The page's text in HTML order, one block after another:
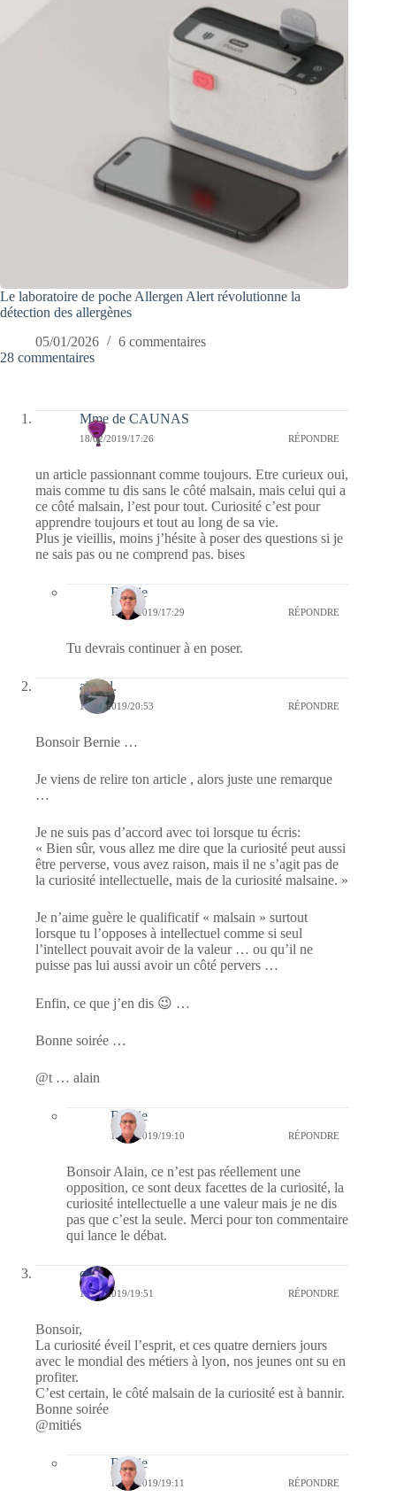
Le laboratoire de poche Allergen Alert révolutionne la
détection des allergènes
05/01/2026
6 commentaires
28 commentaires
Mme de CAUNAS
18/02/2019/17:26 RÉPONDRE
un article passionnant comme toujours. Etre curieux oui,
mais comme tu dis sans le côté malsain, mais celui qui a
ce côté malsain, l’est pour tout. Curiosité c’est pour
apprendre toujours et tout au long de sa vie.
Plus je vieillis, moins j’hésite à poser des questions si je
ne sais pas ou ne comprend pas. bises
Bernie
18/02/2019/17:29 RÉPONDRE
Tu devrais continuer à en poser.
alain l.
11/02/2019/20:53 RÉPONDRE
Bonsoir Bernie …
Je viens de relire ton article , alors juste une remarque
…
Je ne suis pas d’accord avec toi lorsque tu écris:
« Bien sûr, vous allez me dire que la curiosité peut aussi
être perverse, vous avez raison, mais il ne s’agit pas de
la curiosité intellectuelle, mais de la curiosité malsaine. »
Je n’aime guère le qualificatif « malsain » surtout
lorsque tu l’opposes à intellectuel comme si seul
l’intellect pouvait avoir de la valeur … ou qu’il ne
puisse pas lui aussi avoir un côté pervers …
Enfin, ce que j’en dis 😉 …
Bonne soirée …
@t … alain
Bernie
12/02/2019/19:10 RÉPONDRE
Bonsoir Alain, ce n’est pas réellement une
opposition, ce sont deux facettes de la curiosité, la
curiosité intellectuelle a une valeur mais je ne dis
pas que c’est la seule. Merci pour ton commentaire
qui lance le débat.
covix
11/02/2019/19:51 RÉPONDRE
Bonsoir,
La curiosité éveil l’esprit, et ces quatre derniers jours
avec le mondial des métiers à lyon, nos jeunes ont su en
profiter.
C’est certain, le côté malsain de la curiosité est à bannir.
Bonne soirée
@mitiés
Bernie
12/02/2019/19:11 RÉPONDRE